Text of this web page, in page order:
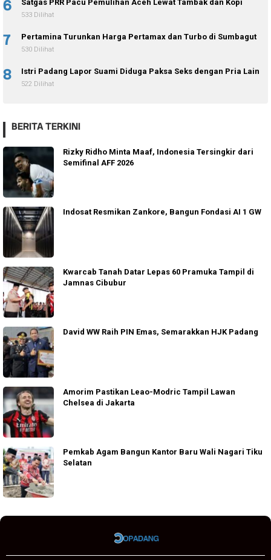
6 Satgas PRR Pacu Pemulihan Aceh Lewat Tambak dan Kopi
533 Dilihat
7 Pertamina Turunkan Harga Pertamax dan Turbo di Sumbagut
530 Dilihat
8 Istri Padang Lapor Suami Diduga Paksa Seks dengan Pria Lain
522 Dilihat
BERITA TERKINI
Rizky Ridho Minta Maaf, Indonesia Tersingkir dari
Semifinal AFF 2026
Indosat Resmikan Zankore, Bangun Fondasi AI 1 GW
Kwarcab Tanah Datar Lepas 60 Pramuka Tampil di
Jamnas Cibubur
David WW Raih PIN Emas, Semarakkan HJK Padang
Amorim Pastikan Leao-Modric Tampil Lawan
Chelsea di Jakarta
Pemkab Agam Bangun Kantor Baru Wali Nagari Tiku
Selatan